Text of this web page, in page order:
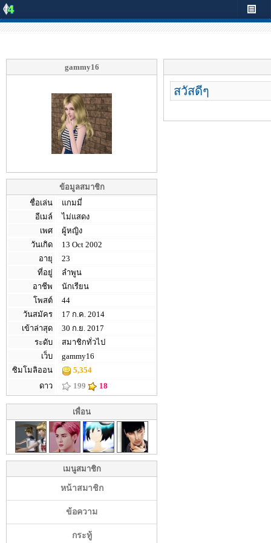
gammy16
ข้อมูลสมาชิก
ชื่อเล่น
แกมมี่
อีเมล์
ไม่แสดง
เพศ
ผู้หญิง
วันเกิด
13 Oct 2002
อายุ
23
ที่อยู่
ลำพูน
อาชีพ
นักเรียน
โพสต์
44
วันสมัคร
17 ก.ค. 2014
เข้าล่าสุด
30 ก.ย. 2017
ระดับ
สมาชิกทั่วไป
เว็บ
gammy16
ซิมโมลิออน
5,354
ดาว
199 18
เพื่อน
เมนูสมาชิก
หน้าสมาชิก
ข้อความ
กระทู้
สวัสดีๆ